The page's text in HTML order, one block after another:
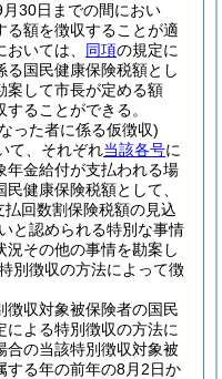
30日までの間におい
る額を徴収することが適
いては、 同項の規定に
国民健康保険税額とし
案して市長が定める額
ることができる。
った者に係る仮徴収)
て、それぞれ当該各号に
年金給付が支払われる場
健康保険税額として、
回数割保険税額の見込
と認められる特別な事情
その他の事情を勘案し
別徴収の方法によって徴
徴収対象被保険者の国民
による特別徴収の方法に
合の当該特別徴収対象被
する年の前年の8月2日か